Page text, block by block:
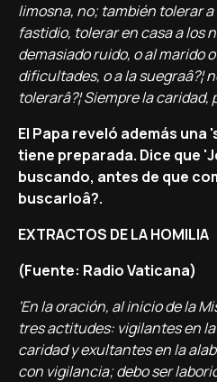
limosna, no; también tolerar
fastidio, tolerar en casa a los
demasiado ruido, o al marido
dificultades, o a la suegraâ?¦
tolerarâ?¦ Siempre la caridad,
El Papa reveló además una
tiene preparada. Dice que
buscando, antes de que
buscarloâ?.
EXTRACTOS DE LA HOMILIA
(Fuente: Radio Vaticana)
'En la oración, al inicio de la
tres actitudes: vigilantes en
caridad y exultantes en la
con vigilancia; debo ser